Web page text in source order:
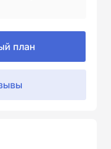
план